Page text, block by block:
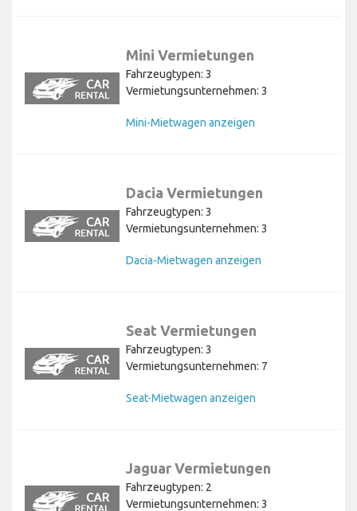
Mini Vermietungen
Fahrzeugtypen: 3
Vermietungsunternehmen: 3
Mini-Mietwagen anzeigen
Dacia Vermietungen
Fahrzeugtypen: 3
Vermietungsunternehmen: 3
Dacia-Mietwagen anzeigen
Seat Vermietungen
Fahrzeugtypen: 3
Vermietungsunternehmen: 7
Seat-Mietwagen anzeigen
Jaguar Vermietungen
Fahrzeugtypen: 2
Vermietungsunternehmen: 3